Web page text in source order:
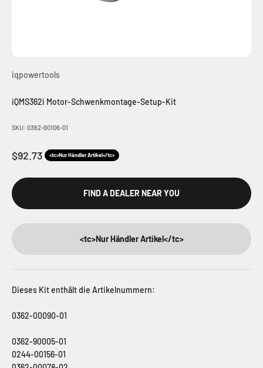
iqpowertools
iQMS362i Motor-Schwenkmontage-Setup-Kit
SKU: 0362-90106-01
Angebot
$92.73 <tc>Nur Händler Artikel</tc>
FIND A DEALER NEAR YOU
<tc>Nur Händler Artikel</tc>
Dieses Kit enthält die Artikelnummern:
0362-00090-01
0362-90005-01
0244-00156-01